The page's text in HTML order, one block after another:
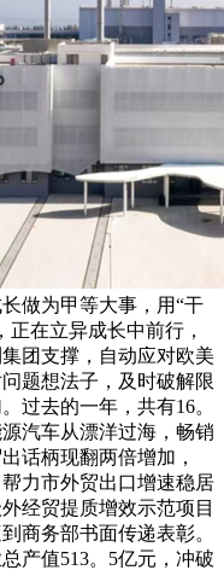
做为甲等大事，用“干
在立异成长中前行，
团支撑，自动应对欧美
题想法子，及时破解限
过去的一年，共有16。
汽车从漂洋过海，畅销
话柄现翻两倍增加，
力市外贸出口增速稳居
经贸提质增效示范项目
商务部书面传递表彰。
产值513。5亿元，冲破